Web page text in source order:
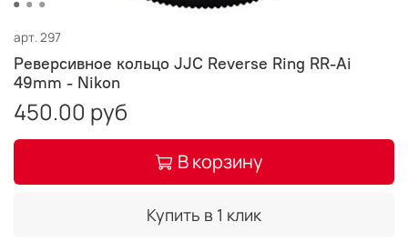
арт.297
Реверсивное кольцо JJC Reverse Ring RR-Ai
49mm - Nikon
450.00 руб
В корзину
Купить в 1 клик